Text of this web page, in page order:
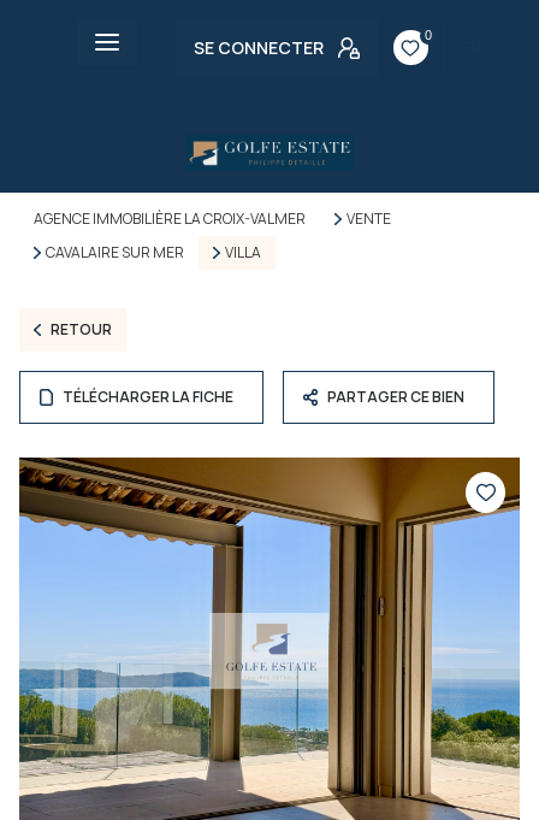
SE CONNECTER
0
AGENCE IMMOBILIÈRE LA CROIX-VALMER
VENTE
CAVALAIRE SUR MER
VILLA
RETOUR
TÉLÉCHARGER LA FICHE PARTAGER CE BIEN